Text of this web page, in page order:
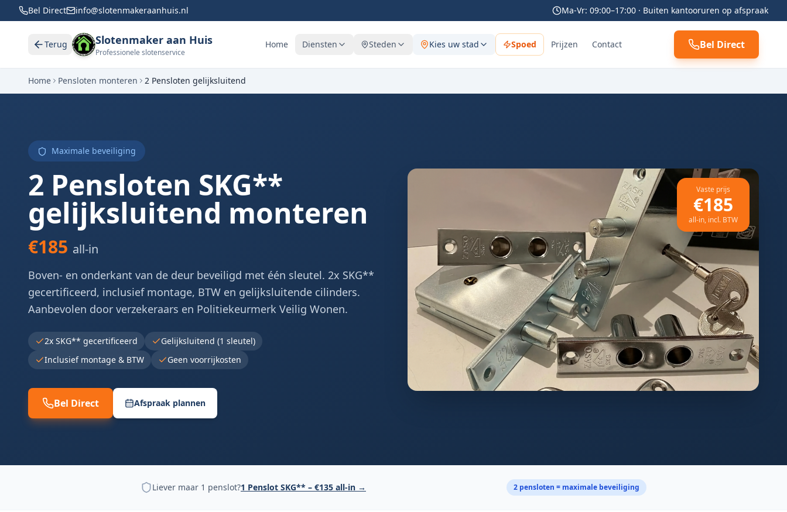
Bel Direct info@slotenmakeraanhuis.nl Ma-Vr: 09:00–17:00 · Buiten kantooruren op afspraak
Terug Slotenmaker aan Huis
Professionele slotenservice
Home Diensten Steden Kies uw stad Spoed Prijzen Contact Bel Direct
Home Pensloten monteren 2 Pensloten gelijksluitend
Maximale beveiliging
2 Pensloten SKG**
gelijksluitend monteren
€185 all-in
Boven- en onderkant van de deur beveiligd met één sleutel. 2x SKG**
gecertificeerd, inclusief montage, BTW en gelijksluitende cilinders.
Aanbevolen door verzekeraars en Politiekeurmerk Veilig Wonen.
2x SKG** gecertificeerd
Gelijksluitend (1 sleutel)
Inclusief montage & BTW
Geen voorrijkosten
Bel Direct Afspraak plannen
Vaste prijs
€185
all-in, incl. BTW
Liever maar 1 penslot?1 Penslot SKG** – €135 all-in → 2 pensloten = maximale beveiliging